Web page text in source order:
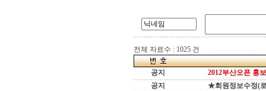
전체 자료수 : 1025 건
공지
2012부산오픈 홍
공지
★회원정보수정(